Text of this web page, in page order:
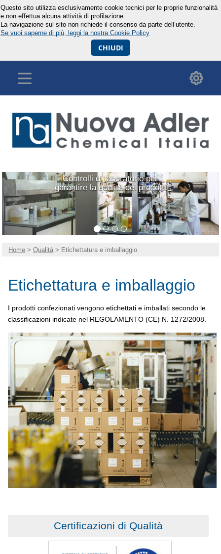
Questo sito utilizza esclusivamente cookie tecnici per le proprie funzionalità
e non effettua alcuna attività di profilazione.
La navigazione sul sito non richiede il consenso da parte dell’utente.
Se vuoi saperne di più, leggi la nostra Cookie Policy
CHIUDI
Controlli di laboratorio per
garantire la qualità dei prodotti
Precedente
Home >Qualità > Etichettatura e imballaggio
Etichettatura e imballaggio
I prodotti confezionati vengono etichettati e imballati secondo le
classificazioni indicate nel REGOLAMENTO (CE) N. 1272/2008.
Certificazioni di Qualità